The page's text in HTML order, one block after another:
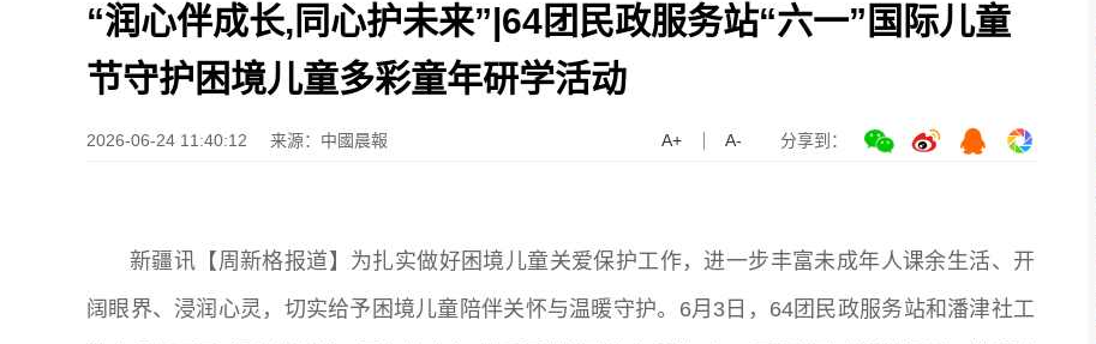
“润心伴成长,同心护未来”|64团民政服务站“六一”国际儿童
节守护困境儿童多彩童年研学活动
2026-06-24 11:40:12 来源：中國晨報 分享到：
A+ A-
新疆讯【周新格报道】为扎实做好困境儿童关爱保护工作，进一步丰富未成年人课余生活、开
阔眼界、浸润心灵，切实给予困境儿童陪伴关怀与温暖守护。6月3日，64团民政服务站和潘津社工